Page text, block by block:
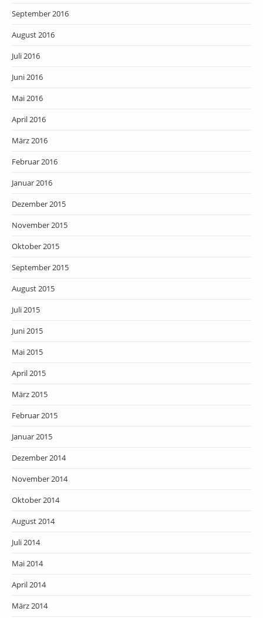
September 2016
August 2016
Juli 2016
Juni 2016
Mai 2016
April 2016
März 2016
Februar 2016
Januar 2016
Dezember 2015
November 2015
Oktober 2015
September 2015
August 2015
Juli 2015
Juni 2015
Mai 2015
April 2015
März 2015
Februar 2015
Januar 2015
Dezember 2014
November 2014
Oktober 2014
August 2014
Juli 2014
Mai 2014
April 2014
März 2014